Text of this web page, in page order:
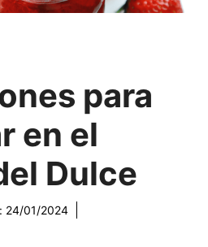
para
en el
Dulce
24/01/2024